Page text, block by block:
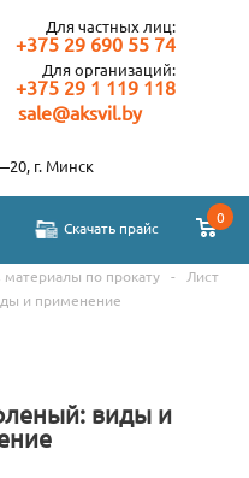
Для частных лиц:
+375 29 690 55 74
Для организаций:
+375 29 1 119 118
sale@aksvil.by
Скачать прайс
0
г. Минск
материалы по прокату -
Лист
и применение
виды и